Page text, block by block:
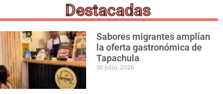
Destacadas
Sabores migrantes amplían
la oferta gastronómica de
Tapachula
30 julio, 2026